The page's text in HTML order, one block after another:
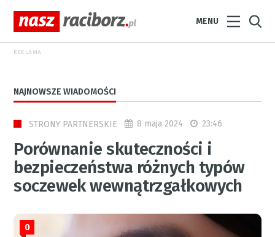
MENU
REKLAMA
NAJNOWSZE WIADOMOŚCI
STRONY PARTNERSKIE 8 maja 2024 23:46
Porównanie skuteczności i
bezpieczeństwa różnych typów
soczewek wewnątrzgałkowych
0